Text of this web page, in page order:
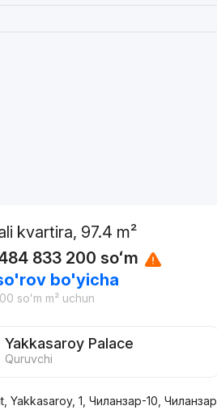
kvartira, 97.4 m²
833 200 soʻm
bo'yicha
soʻm m² uchun
Yakkasaroy Palace
Quruvchi
Yakkasaroy, 1, Чиланзар-10, Чиланзар